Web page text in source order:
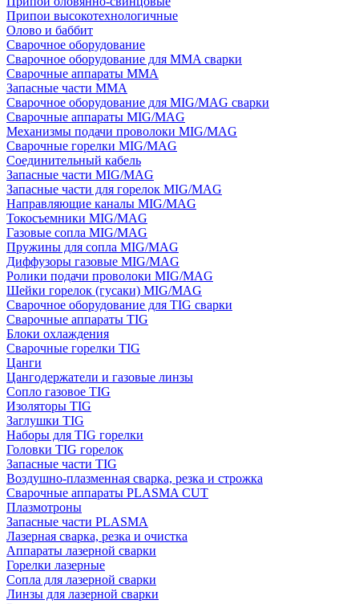
Припои высокотехнологичные
Олово и баббит
Сварочное оборудование
Сварочное оборудование для MMA сварки
Сварочные аппараты MMA
Запасные части MMA
Сварочное оборудование для MIG/MAG сварки
Сварочные аппараты MIG/MAG
Механизмы подачи проволоки MIG/MAG
Сварочные горелки MIG/MAG
Соединительный кабель
Запасные части MIG/MAG
Запасные части для горелок MIG/MAG
Направляющие каналы MIG/MAG
Токосъемники MIG/MAG
Газовые сопла MIG/MAG
Пружины для сопла MIG/MAG
Диффузоры газовые MIG/MAG
Ролики подачи проволоки MIG/MAG
Шейки горелок (гусаки) MIG/MAG
Сварочное оборудование для TIG сварки
Сварочные аппараты TIG
Блоки охлаждения
Сварочные горелки TIG
Цанги
Цангодержатели и газовые линзы
Сопло газовое TIG
Изоляторы TIG
Заглушки TIG
Наборы для TIG горелки
Головки TIG горелок
Запасные части TIG
Воздушно-плазменная сварка, резка и строжка
Сварочные аппараты PLASMA CUT
Плазмотроны
Запасные части PLASMA
Лазерная сварка, резка и очистка
Аппараты лазерной сварки
Горелки лазерные
Сопла для лазерной сварки
Линзы для лазерной сварки